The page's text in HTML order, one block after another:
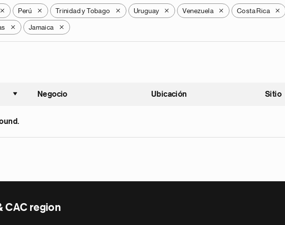
X Perú X Trinidad y Tobago X Uruguay X Venezuela X Costa Rica X
X Jamaica X
Ordenar ascendente
Negocio Ubicación Sitio
CAC region